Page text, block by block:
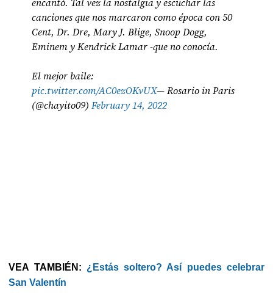
canciones que nos marcaron como época con 50
Cent, Dr. Dre, Mary J. Blige, Snoop Dogg,
Eminem y Kendrick Lamar -que no conocía.
El mejor baile:
pic.twitter.com/AC0ezOKvUX— Rosario in Paris
(@chayito09)February 14, 2022
VEA TAMBIÉN: ¿Estás soltero? Así puedes celebrar
San Valentín